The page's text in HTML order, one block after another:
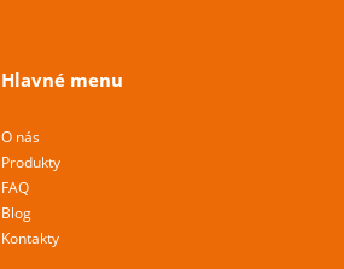
Hlavné menu
O nás
Produkty
FAQ
Blog
Kontakty